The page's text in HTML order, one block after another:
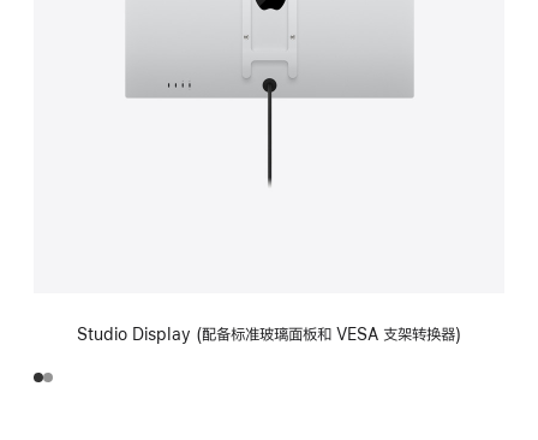
Studio Display (配备标准玻璃面板和 VESA 支架转换器)